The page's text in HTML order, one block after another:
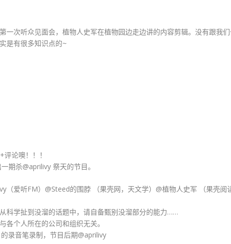
一次听众见面会，植物人史军在植物园边走边讲的内容剪辑。没有跟我
是有很多知识点的~
论噢！！！
期杀@aprilivy 祭天的节目。
（爱听FM）@Steed的围脖 （果壳网，天文学）@植物人史军 （果壳阅
科学扯到没溜的话题中，请自备甄别没溜部分的能力……
各个人所在的公司和组织无关。
录音笔录制，节目后期@aprilivy